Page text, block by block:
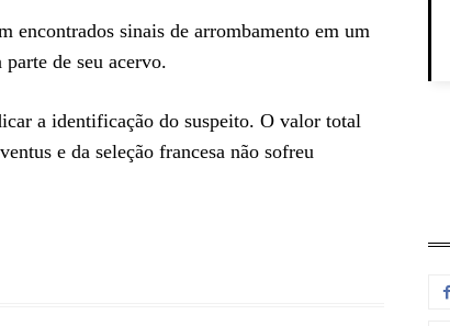
sinais de arrombamento em um
de seu acervo.
a identificação do suspeito. O valor total
e da seleção francesa não sofreu